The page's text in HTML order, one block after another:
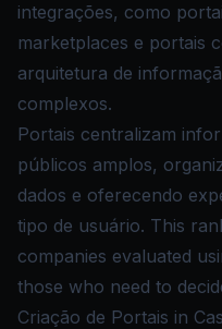
integrações, como
marketplaces e portais
arquitetura de
complexos.
Portais centralizam
públicos amplos,
dados e oferecendo
tipo de usuário. This
companies evaluated
those who need to
Criação de Portais in